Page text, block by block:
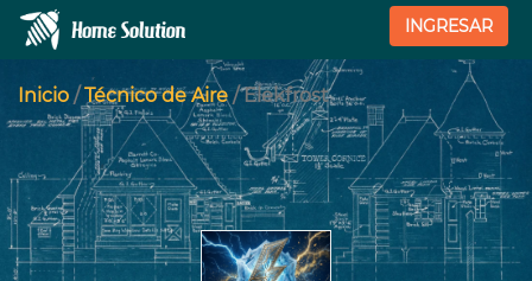
INGRESAR
Inicio /Técnico de Aire/ Elekfrost